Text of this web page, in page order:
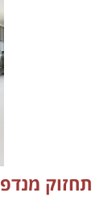
תחזוק